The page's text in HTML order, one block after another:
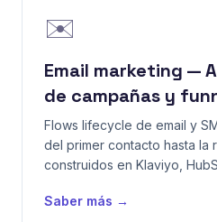
✉️
Email marketing —
de campañas y
Flows lifecycle de email y
del primer contacto hasta
construidos en Klaviyo,
Saber más →